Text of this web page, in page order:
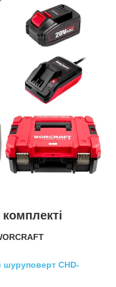
шуруповерт CHD-